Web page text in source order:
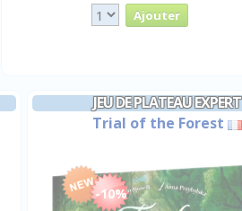
JEU DE PLATEAU EXPERT
Trial of the Forest
-10%